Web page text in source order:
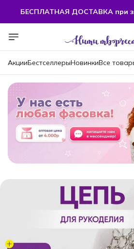
БЕСПЛАТНАЯ ДОСТАВКА при
БЕСПЛАТНАЯ ДОСТАВКА при
АкцииБестселлерыНовинкиВсе